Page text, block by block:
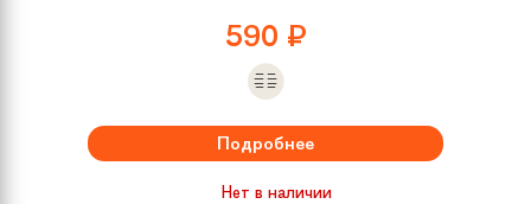
590 ₽
Подробнее
Нет в наличии